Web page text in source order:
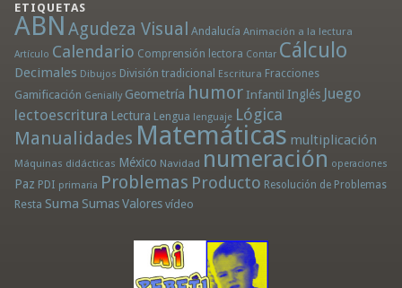
ETIQUETAS
ABN Agudeza Visual Andalucía Animación a la lectura
Artículo Calendario Comprensión lectora Contar Cálculo
Decimales Dibujos División tradicional Escritura Fracciones
Gamificación Genially Geometría humor Infantil Inglés Juego
lectoescritura Lectura Lengua lenguaje Lógica
Manualidades Matemáticas multiplicación
Máquinas didácticas México Navidad numeración operaciones
Paz PDI primaria Problemas Producto Resolución de Problemas
Resta Suma Sumas Valores vídeo